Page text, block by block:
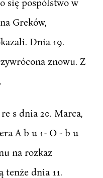
Greków,
Dnia 19.
znowu. Z
s dnia 20. Marca,
A b u 1- O - b u
na rozkaz
dnia 11.